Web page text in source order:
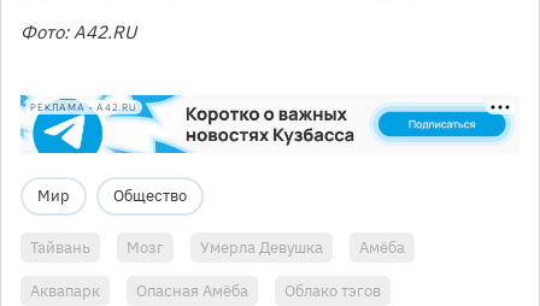
Фото: А42.RU
РЕКЛАМА • A42.RU
Мир Общество
Тайвань Мозг Умерла Девушка Амёба
Аквапарк Опасная Амёба Облако тэгов